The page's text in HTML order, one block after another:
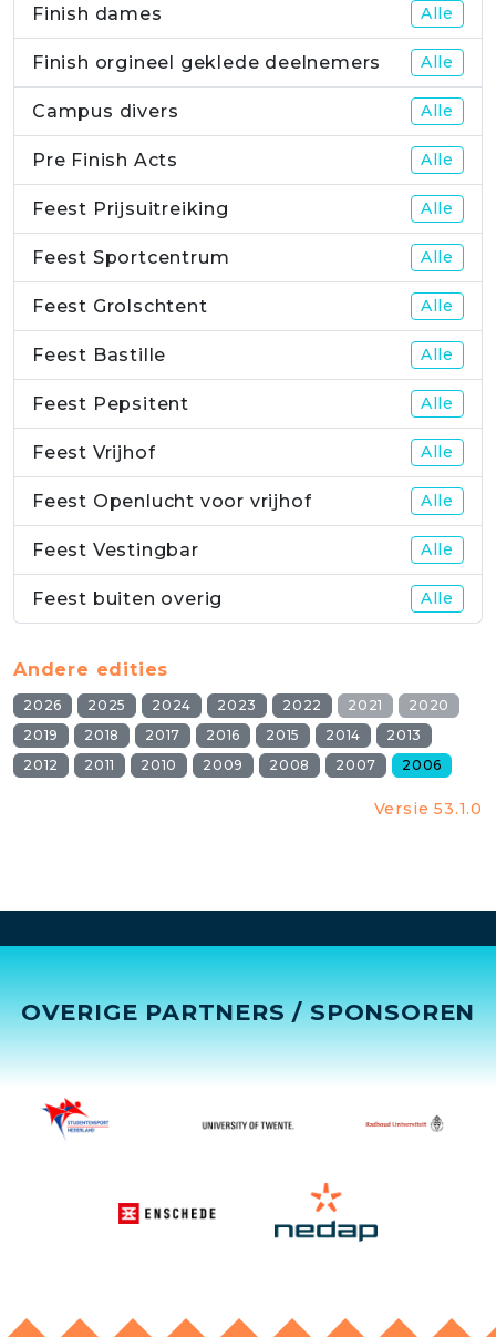
Finish dames Alle
Finish orgineel geklede deelnemers Alle
Campus divers Alle
Pre Finish Acts Alle
Feest Prijsuitreiking Alle
Feest Sportcentrum Alle
Feest Grolschtent Alle
Feest Bastille Alle
Feest Pepsitent Alle
Feest Vrijhof Alle
Feest Openlucht voor vrijhof Alle
Feest Vestingbar Alle
Feest buiten overig Alle
Andere edities
2026 2025 2024 2023 2022 2021
2020
2019
2018 2017 2016 2015 2014
2013
2012
2011 2010 2009 2008 2007 2006
Versie 53.1.0
OVERIGE PARTNERS / SPONSOREN